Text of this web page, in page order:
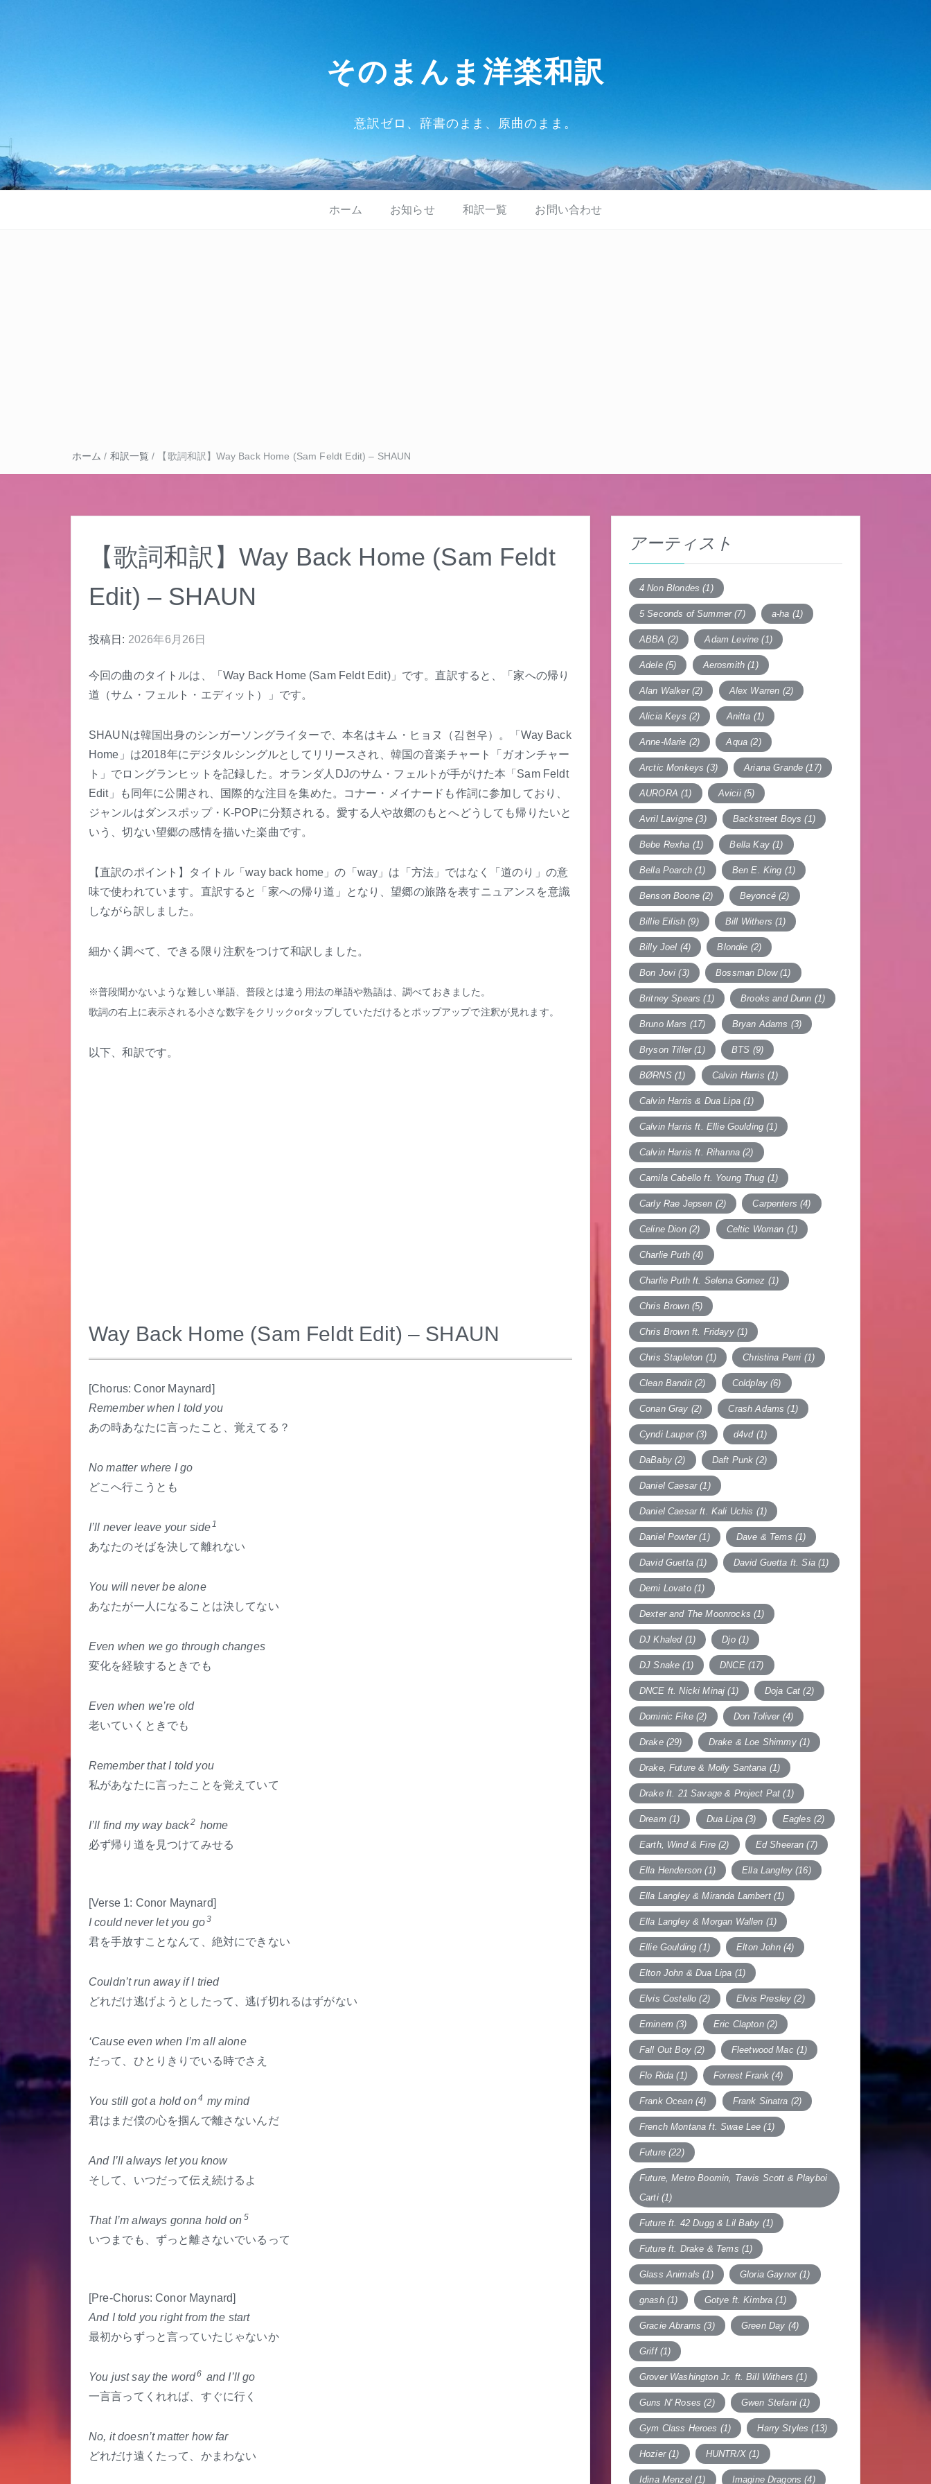
そのまんま洋楽和訳
意訳ゼロ、辞書のまま、原曲のまま。
ホーム お知らせ 和訳一覧 お問い合わせ
ホーム / 和訳一覧 / 【歌詞和訳】Way Back Home (Sam Feldt Edit) – SHAUN
【歌詞和訳】Way Back Home (Sam Feldt
Edit) – SHAUN
投稿日: 2026年6月26日
今回の曲のタイトルは、「Way Back Home (Sam Feldt Edit)」です。直訳すると、「家への帰り
道（サム・フェルト・エディット）」です。
SHAUNは韓国出身のシンガーソングライターで、本名はキム・ヒョヌ（김현우）。「Way Back
Home」は2018年にデジタルシングルとしてリリースされ、韓国の音楽チャート「ガオンチャー
ト」でロングランヒットを記録した。オランダ人DJのサム・フェルトが手がけた本「Sam Feldt
Edit」も同年に公開され、国際的な注目を集めた。コナー・メイナードも作詞に参加しており、
ジャンルはダンスポップ・K-POPに分類される。愛する人や故郷のもとへどうしても帰りたいと
いう、切ない望郷の感情を描いた楽曲です。
【直訳のポイント】タイトル「way back home」の「way」は「方法」ではなく「道のり」の意
味で使われています。直訳すると「家への帰り道」となり、望郷の旅路を表すニュアンスを意識
しながら訳しました。
細かく調べて、できる限り注釈をつけて和訳しました。
※普段聞かないような難しい単語、普段とは違う用法の単語や熟語は、調べておきました。
歌詞の右上に表示される小さな数字をクリックorタップしていただけるとポップアップで注釈が見れます。
以下、和訳です。
Way Back Home (Sam Feldt Edit) – SHAUN
[Chorus: Conor Maynard]
Remember when I told you
あの時あなたに言ったこと、覚えてる？
No matter where I go
どこへ行こうとも
I’ll never leave your side1
あなたのそばを決して離れない
You will never be alone
あなたが一人になることは決してない
Even when we go through changes
変化を経験するときでも
Even when we’re old
老いていくときでも
Remember that I told you
私があなたに言ったことを覚えていて
I’ll find my way back2 home
必ず帰り道を見つけてみせる
[Verse 1: Conor Maynard]
I could never let you go3
君を手放すことなんて、絶対にできない
Couldn’t run away if I tried
どれだけ逃げようとしたって、逃げ切れるはずがない
‘Cause even when I’m all alone
だって、ひとりきりでいる時でさえ
You still got a hold on4 my mind
君はまだ僕の心を掴んで離さないんだ
And I’ll always let you know
そして、いつだって伝え続けるよ
That I’m always gonna hold on 5
いつまでも、ずっと離さないでいるって
[Pre-Chorus: Conor Maynard]
And I told you right from the start
最初からずっと言っていたじゃないか
You just say the word6 and I’ll go
一言言ってくれれば、すぐに行く
No, it doesn’t matter how far
どれだけ遠くたって、かまわない
アーティスト
4 Non Blondes (1)
5 Seconds of Summer(7) a-ha (1)
ABBA (2) Adam Levine (1)
Adele(5) Aerosmith (1)
Alan Walker(2) Alex Warren (2)
Alicia Keys (2) Anitta (1)
Anne-Marie (2) Aqua (2)
Arctic Monkeys (3) Ariana Grande (17)
AURORA (1) Avicii(5)
Avril Lavigne (3) Backstreet Boys (1)
Bebe Rexha (1) Bella Kay(1)
Bella Poarch(1) Ben E. King (1)
Benson Boone(2) Beyoncé(2)
Billie Eilish (9) Bill Withers (1)
Billy Joel (4) Blondie (2)
Bon Jovi (3) Bossman Dlow(1)
Britney Spears (1) Brooks and Dunn (1)
Bruno Mars (17) Bryan Adams (3)
Bryson Tiller(1) BTS (9)
BØRNS(1) Calvin Harris (1)
Calvin Harris & Dua Lipa(1)
Calvin Harris ft. Ellie Goulding (1)
Calvin Harris ft. Rihanna (2)
Camila Cabello ft. Young Thug (1)
Carly Rae Jepsen (2) Carpenters (4)
Celine Dion(2) Celtic Woman (1)
Charlie Puth(4)
Charlie Puth ft. Selena Gomez (1)
Chris Brown(5)
Chris Brown ft. Fridayy(1)
Chris Stapleton (1) Christina Perri (1)
Clean Bandit(2) Coldplay (6)
Conan Gray (2) Crash Adams (1)
Cyndi Lauper(3) d4vd(1)
DaBaby(2) Daft Punk (2)
Daniel Caesar(1)
Daniel Caesar ft. Kali Uchis (1)
Daniel Powter(1) Dave & Tems (1)
David Guetta(1) David Guetta ft. Sia(1)
Demi Lovato(1)
Dexter and The Moonrocks (1)
DJ Khaled(1) Djo(1)
DJ Snake (1) DNCE(17)
DNCE ft. Nicki Minaj (1) Doja Cat (2)
Dominic Fike(2) Don Toliver(4)
Drake(29) Drake & Loe Shimmy(1)
Drake, Future & Molly Santana (1)
Drake ft. 21 Savage & Project Pat (1)
Dream (1) Dua Lipa(3) Eagles (2)
Earth, Wind & Fire(2) Ed Sheeran (7)
Ella Henderson (1) Ella Langley(16)
Ella Langley & Miranda Lambert(1)
Ella Langley & Morgan Wallen (1)
Ellie Goulding (1) Elton John(4)
Elton John & Dua Lipa (1)
Elvis Costello (2) Elvis Presley (2)
Eminem (3) Eric Clapton(2)
Fall Out Boy(2) Fleetwood Mac(1)
Flo Rida (1) Forrest Frank (4)
Frank Ocean(4) Frank Sinatra (2)
French Montana ft. Swae Lee (1)
Future(22)
Future, Metro Boomin, Travis Scott & Playboi
Carti(1)
Future ft. 42 Dugg & Lil Baby (1)
Future ft. Drake & Tems (1)
Glass Animals (1) Gloria Gaynor(1)
gnash(1) Gotye ft. Kimbra (1)
Gracie Abrams (3) Green Day (4)
Griff(1)
Grover Washington Jr. ft. Bill Withers (1)
Guns N' Roses (2) Gwen Stefani(1)
Gym Class Heroes (1) Harry Styles (13)
Hozier(1) HUNTR/X(1)
Idina Menzel(1) Imagine Dragons (4)